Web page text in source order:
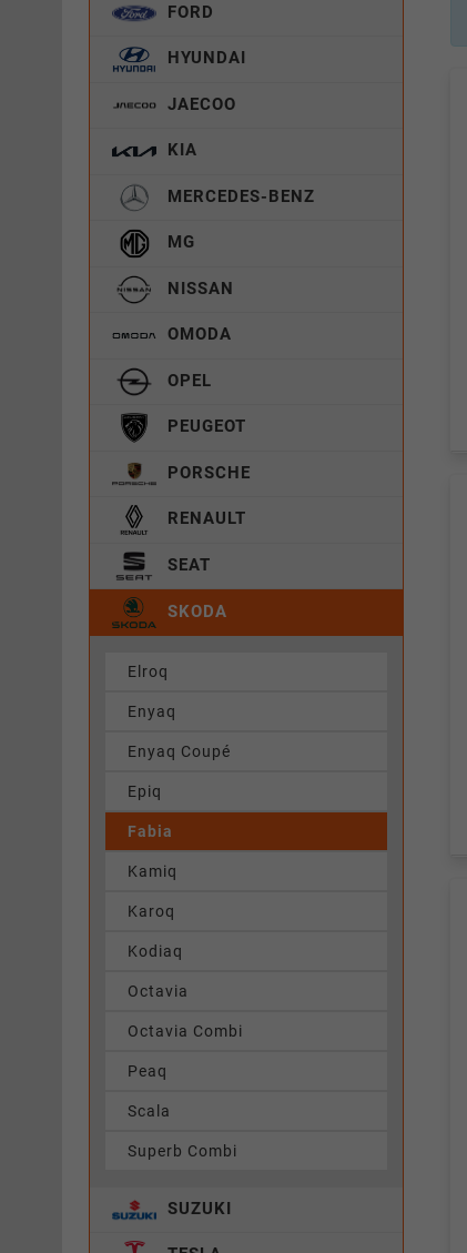
FORD
HYUNDAI
JAECOO
KIA
MERCEDES-BENZ
MG
NISSAN
OMODA
OPEL
PEUGEOT
PORSCHE
RENAULT
SEAT
SKODA
Elroq
Enyaq
Enyaq Coupé
Epiq
Fabia
Kamiq
Karoq
Kodiaq
Octavia
Octavia Combi
Peaq
Scala
Superb Combi
SUZUKI